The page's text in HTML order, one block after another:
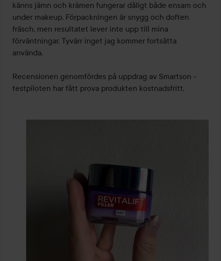
känns jämn och krämen fungerar dåligt både ensam och
under makeup. Förpackningen är snygg och doften
fräsch, men resultatet lever inte upp till mina
förväntningar. Tyvärr inget jag kommer fortsätta
använda.
Recensionen genomfördes på uppdrag av Smartson -
testpiloten har fått prova produkten kostnadsfritt.